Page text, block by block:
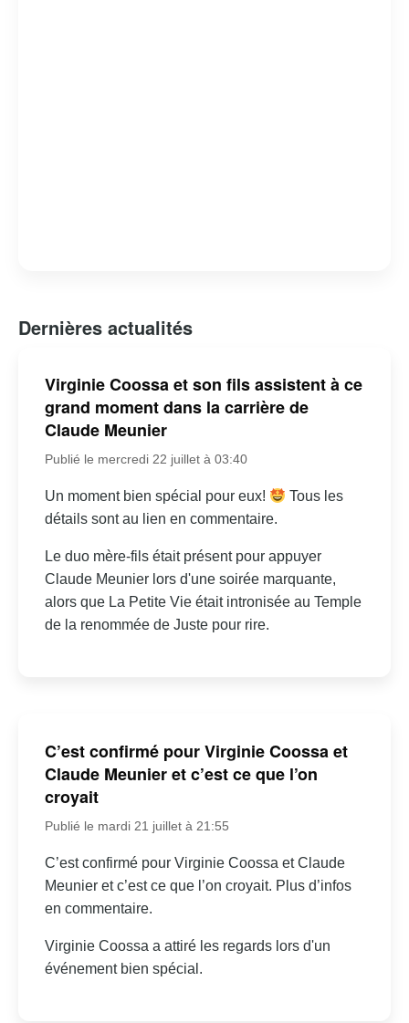
Dernières actualités
Virginie Coossa et son fils assistent à ce
grand moment dans la carrière de
Claude Meunier
Publié le mercredi 22 juillet à 03:40
Un moment bien spécial pour eux!
Tous les
détails sont au lien en commentaire.
Le duo mère-fils était présent pour appuyer
Claude Meunier lors d'une soirée marquante,
alors que La Petite Vie était intronisée au Temple
de la renommée de Juste pour rire.
C’est confirmé pour Virginie Coossa et
Claude Meunier et c’est ce que l’on
croyait
Publié le mardi 21 juillet à 21:55
C’est confirmé pour Virginie Coossa et Claude
Meunier et c’est ce que l’on croyait. Plus d’infos
en commentaire.
Virginie Coossa a attiré les regards lors d'un
événement bien spécial.